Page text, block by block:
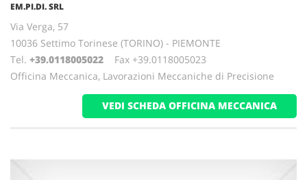
EM.PI.DI. SRL
Via Verga, 57
10036 Settimo Torinese (TORINO) - PIEMONTE
Tel. +39.0118005022 Fax +39.0118005023
Officina Meccanica, Lavorazioni Meccaniche di Precisione
VEDI SCHEDA OFFICINA MECCANICA